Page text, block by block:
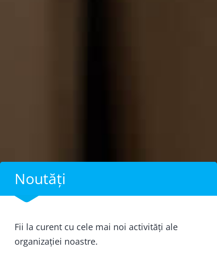
Noutăți
Fii la curent cu cele mai noi activități ale
organizației noastre.